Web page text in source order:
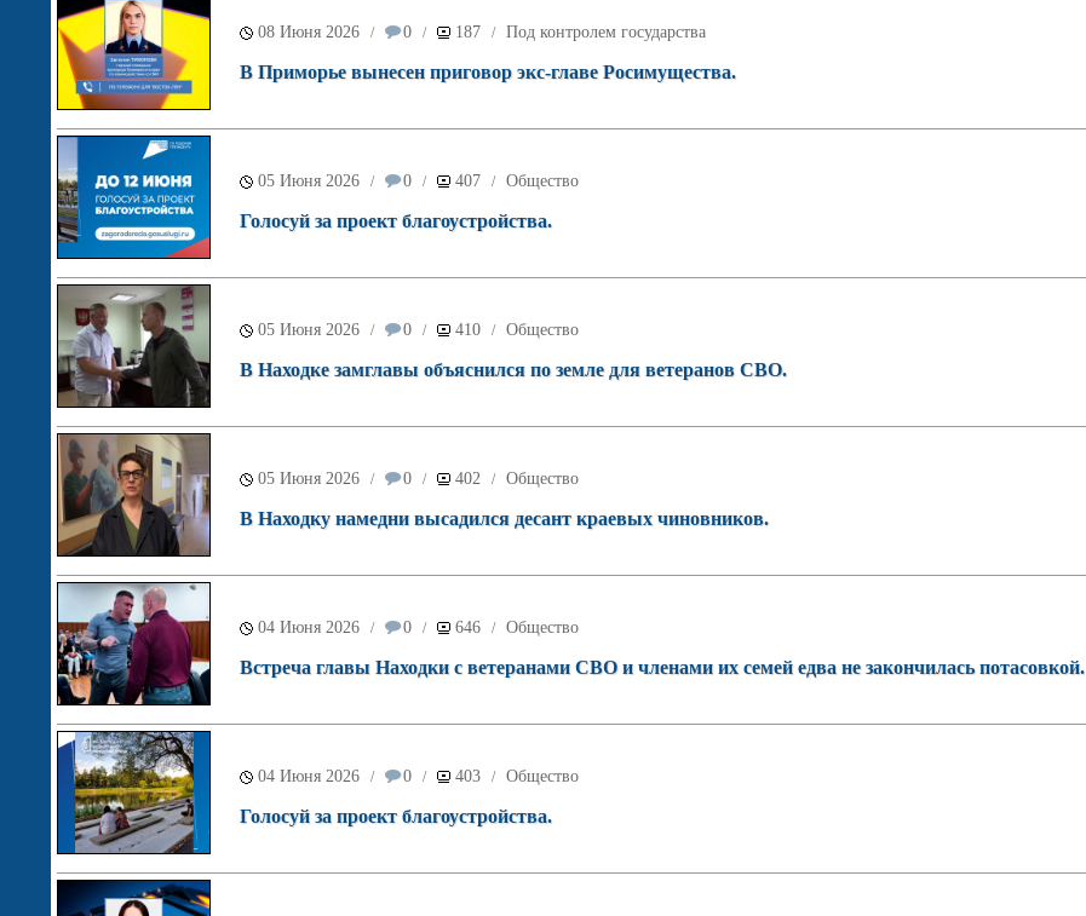
08 Июня 2026 / 0 / 187 / Под контролем государства
В Приморье вынесен приговор экс-главе Росимущества.
05 Июня 2026 / 0 / 407 / Общество
Голосуй за проект благоустройства.
05 Июня 2026 / 0 / 410 / Общество
В Находке замглавы объяснился по земле для ветеранов СВО.
05 Июня 2026 / 0 / 402 / Общество
В Находку намедни высадился десант краевых чиновников.
04 Июня 2026 / 0 / 646 / Общество
Встреча главы Находки с ветеранами СВО и членами их семей едва не закончилась потасовкой.
04 Июня 2026 / 0 / 403 / Общество
Голосуй за проект благоустройства.